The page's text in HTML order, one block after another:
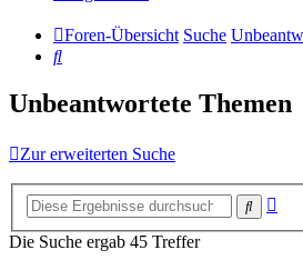
Foren-Übersicht Suche
Suche
Unbeantwortete Themen
Zur erweiterten Suche
Suche
Die Suche ergab 45 Treffer